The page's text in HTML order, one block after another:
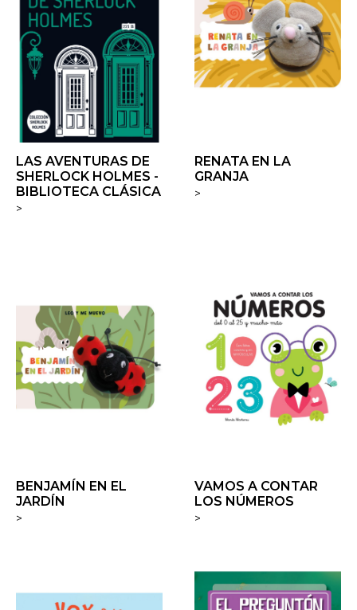
LAS AVENTURAS DE
SHERLOCK HOLMES -
BIBLIOTECA CLÁSICA
>
RENATA EN LA
GRANJA
>
BENJAMÍN EN EL
JARDÍN
>
VAMOS A CONTAR
LOS NÚMEROS
>